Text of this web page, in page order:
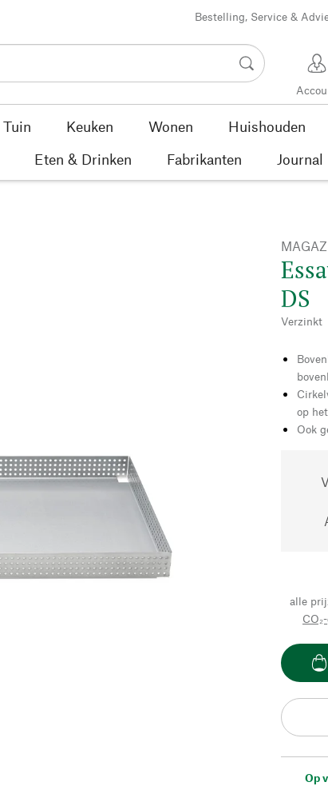
Bestelling, Service &
Tuin Keuken Wonen Huishouden
Eten & Drinken Fabrikanten Journal
DS
Verzinkt
op
Ook
alle
Op